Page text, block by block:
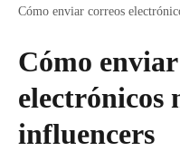
Cómo enviar correos
Cómo
electrónicos
influencers